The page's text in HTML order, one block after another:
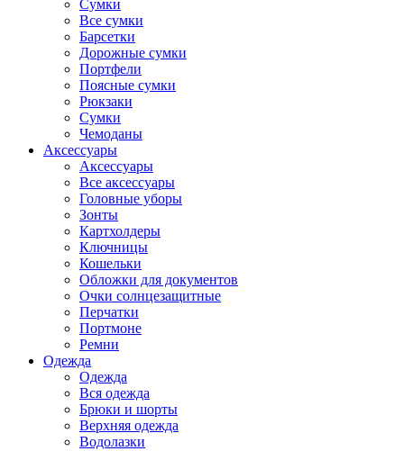
Сумки
Все сумки
Барсетки
Дорожные сумки
Портфели
Поясные сумки
Рюкзаки
Сумки
Чемоданы
Аксессуары
Аксессуары
Все аксессуары
Головные уборы
Зонты
Картхолдеры
Ключницы
Кошельки
Обложки для документов
Очки солнцезащитные
Перчатки
Портмоне
Ремни
Одежда
Одежда
Вся одежда
Брюки и шорты
Верхняя одежда
Водолазки